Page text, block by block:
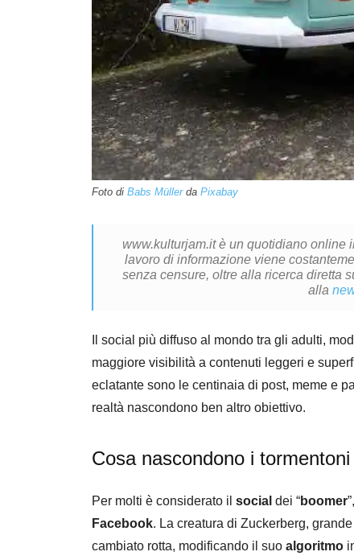
Foto di Babs Müllerda Pixabay
www.kulturjam.it è un quotidiano online
lavoro di informazione viene
senza censure, oltre alla ricerca diretta
alla
Il social più diffuso al mondo tra gli adulti,
maggiore visibilità a contenuti leggeri e
eclatante sono le centinaia di post, meme e
realtà nascondono ben altro obiettivo.
Cosa nascondono i tormentoni
Per molti è considerato il social dei “boomer
Facebook. La creatura di Zuckerberg,
cambiato rotta, modificando il suo algoritmo